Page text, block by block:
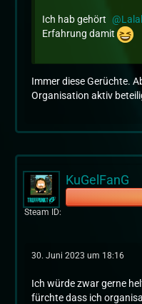
Ich hab gehört
Erfahrung damit
Immer diese Gerüchte.
Organisation aktiv
KuGelFanG
Steam ID
30. Juni 2023 um 18:16
Ich würde zwar gerne
fürchte dass ich